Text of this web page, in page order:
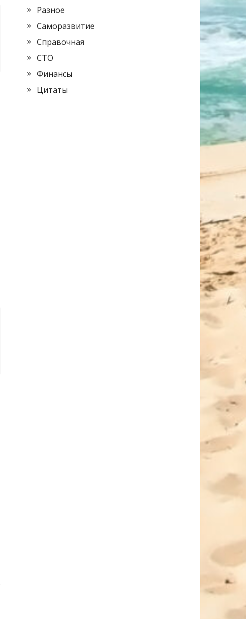
Разное
Саморазвитие
Справочная
СТО
Финансы
Цитаты